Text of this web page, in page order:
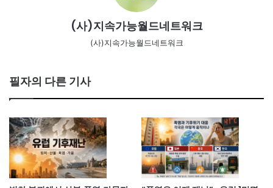
(사)지속가능월드네트워크
(사)지속가능월드네트워크
필자의 다른 기사